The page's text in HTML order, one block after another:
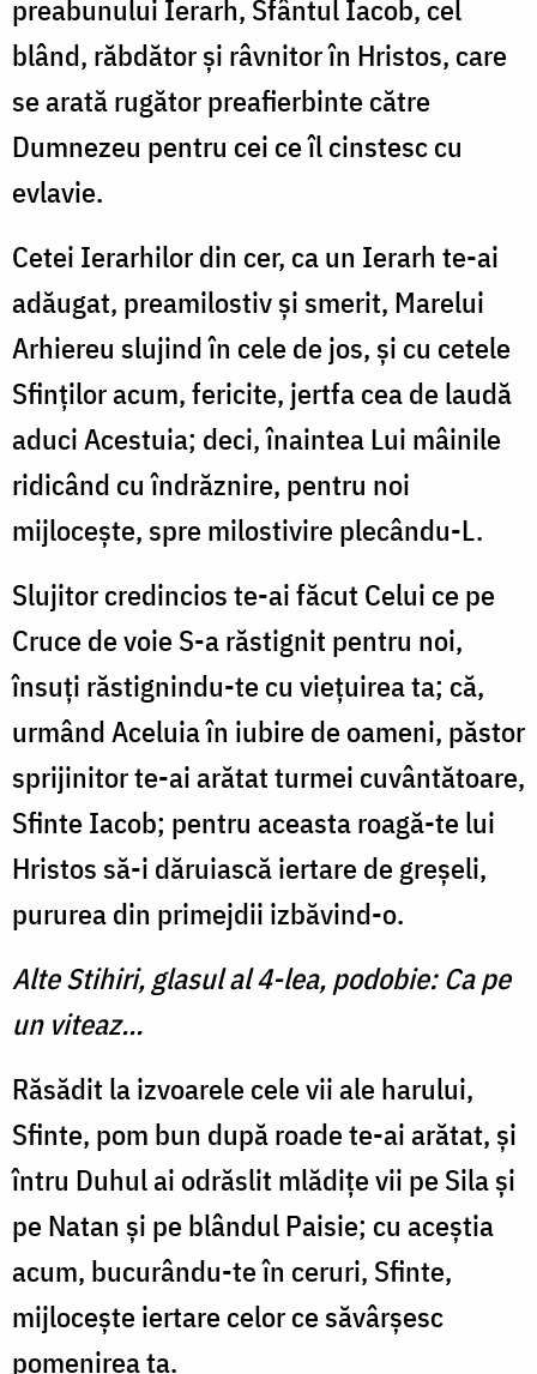
preabunului Ierarh, Sfân­tul Iacob, cel
blând, răbdător şi râvnitor în Hristos, care
se arată rugător preafierbinte către
Dumnezeu pentru cei ce îl cinstesc cu
evlavie.
Cetei Ierarhilor din cer, ca un Ierarh te-ai
adăugat, preamilostiv și smerit, Marelui
Arhiereu slujind în cele de jos, și cu cetele
Sfinţilor acum, fericite, jertfa cea de laudă
aduci Acestuia; deci, înaintea Lui mâinile
ridicând cu îndrăznire, pentru noi
mijloceşte, spre milostivire plecându-L.
Slujitor credincios te-ai făcut Celui ce pe
Cruce de voie S-a răstignit pentru noi,
însuţi răstignindu-te cu vie­ţuirea ta; că,
urmând Aceluia în iubire de oameni, păstor
sprijinitor te-ai arătat turmei cuvântătoare,
Sfinte Iacob; pentru aceasta roagă-te lui
Hristos să-i dăruiască iertare de greşeli,
pururea din primejdii izbăvind-o.
Alte Stihiri, glasul al 4-lea, podobie: Ca pe
un viteaz...
Răsădit la izvoarele cele vii ale harului,
Sfinte, pom bun după roade te-ai arătat, şi
întru Duhul ai odrăslit mlădițe vii pe Sila şi
pe Natan şi pe blân­dul Paisie; cu aceştia
acum, bucurându-te în ceruri, Sfinte,
mijloceşte iertare celor ce săvârşesc
pomenirea ta.